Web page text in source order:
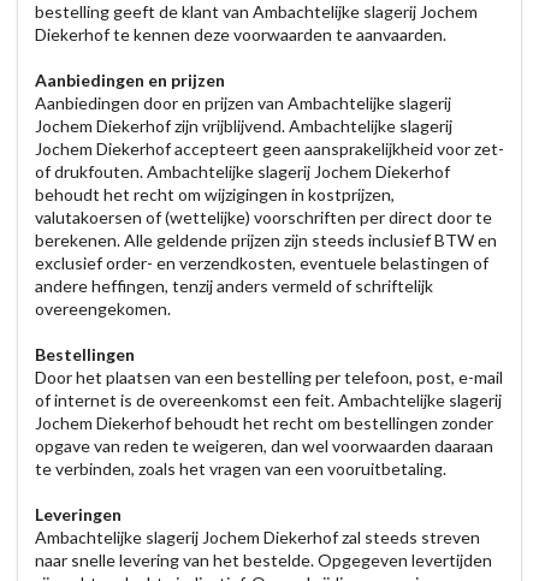
bestelling geeft de klant van Ambachtelijke slagerij Jochem
Diekerhof te kennen deze voorwaarden te aanvaarden.
Aanbiedingen en prijzen
Aanbiedingen door en prijzen van Ambachtelijke slagerij
Jochem Diekerhof zijn vrijblijvend. Ambachtelijke slagerij
Jochem Diekerhof accepteert geen aansprakelijkheid voor zet-
of drukfouten. Ambachtelijke slagerij Jochem Diekerhof
behoudt het recht om wijzigingen in kostprijzen,
valutakoersen of (wettelijke) voorschriften per direct door te
berekenen. Alle geldende prijzen zijn steeds inclusief BTW en
exclusief order- en verzendkosten, eventuele belastingen of
andere heffingen, tenzij anders vermeld of schriftelijk
overeengekomen.
Bestellingen
Door het plaatsen van een bestelling per telefoon, post, e-mail
of internet is de overeenkomst een feit. Ambachtelijke slagerij
Jochem Diekerhof behoudt het recht om bestellingen zonder
opgave van reden te weigeren, dan wel voorwaarden daaraan
te verbinden, zoals het vragen van een vooruitbetaling.
Leveringen
Ambachtelijke slagerij Jochem Diekerhof zal steeds streven
naar snelle levering van het bestelde. Opgegeven levertijden